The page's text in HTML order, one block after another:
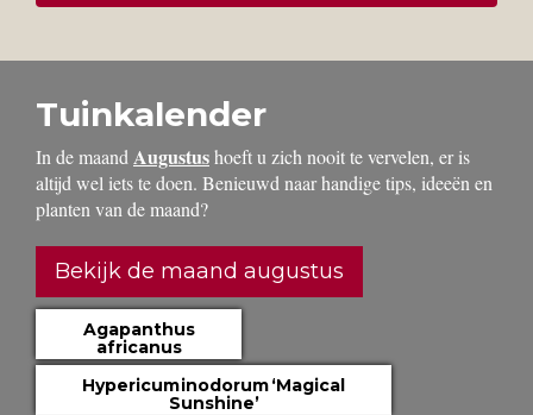
Tuinkalender
In de maand Augustushoeft u zich nooit te vervelen, er is
altijd wel iets te doen. Benieuwd naar handige tips, ideeën en
planten van de maand?
Bekijk de maand augustus
Agapanthus
africanus
Hypericum inodorum ‘Magical
Sunshine’